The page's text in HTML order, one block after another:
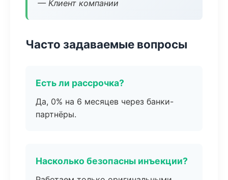
— Клиент компании
Часто задаваемые вопросы
Есть ли рассрочка?
Да, 0% на 6 месяцев через банки-
партнёры.
Насколько безопасны инъекции?